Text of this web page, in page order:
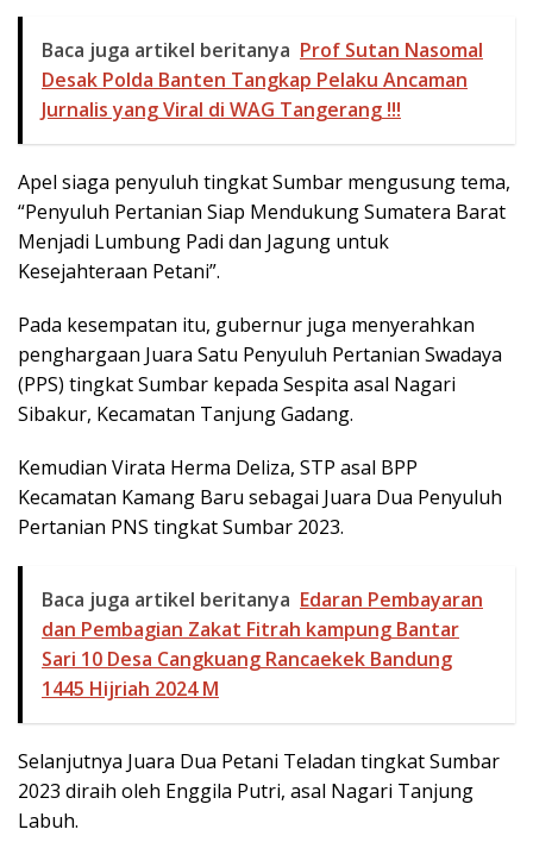
Baca juga artikel beritanya Prof Sutan Nasomal
Desak Polda Banten Tangkap Pelaku Ancaman
Jurnalis yang Viral di WAG Tangerang !!!
Apel siaga penyuluh tingkat Sumbar mengusung tema,
“Penyuluh Pertanian Siap Mendukung Sumatera Barat
Menjadi Lumbung Padi dan Jagung untuk
Kesejahteraan Petani”.
Pada kesempatan itu, gubernur juga menyerahkan
penghargaan Juara Satu Penyuluh Pertanian Swadaya
(PPS) tingkat Sumbar kepada Sespita asal Nagari
Sibakur, Kecamatan Tanjung Gadang.
Kemudian Virata Herma Deliza, STP asal BPP
Kecamatan Kamang Baru sebagai Juara Dua Penyuluh
Pertanian PNS tingkat Sumbar 2023.
Baca juga artikel beritanya Edaran Pembayaran
dan Pembagian Zakat Fitrah kampung Bantar
Sari 10 Desa Cangkuang Rancaekek Bandung
1445 Hijriah 2024 M
Selanjutnya Juara Dua Petani Teladan tingkat Sumbar
2023 diraih oleh Enggila Putri, asal Nagari Tanjung
Labuh.